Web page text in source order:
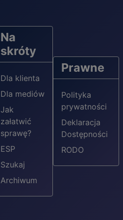
Na
skróty
Dla klienta
Dla mediów
Jak
załatwić
sprawę?
ESP
Szukaj
Archiwum
Prawne
Polityka
prywatności
Deklaracja
Dostępności
RODO